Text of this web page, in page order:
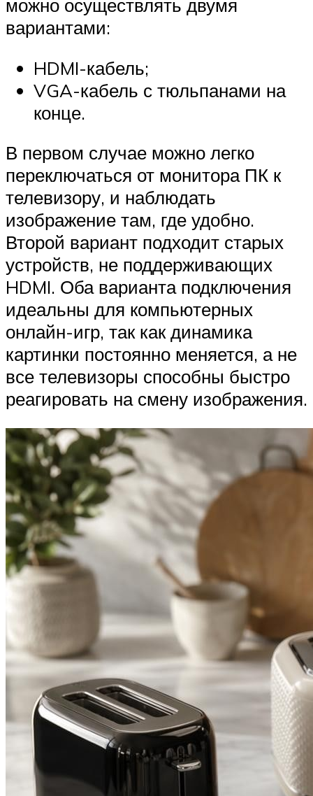
можно осуществлять двумя
вариантами:
HDMI-кабель;
VGA-кабель с тюльпанами на
конце.
В первом случае можно легко
переключаться от монитора ПК к
телевизору, и наблюдать
изображение там, где удобно.
Второй вариант подходит старых
устройств, не поддерживающих
HDMI. Оба варианта подключения
идеальны для компьютерных
онлайн-игр, так как динамика
картинки постоянно меняется, а не
все телевизоры способны быстро
реагировать на смену изображения.